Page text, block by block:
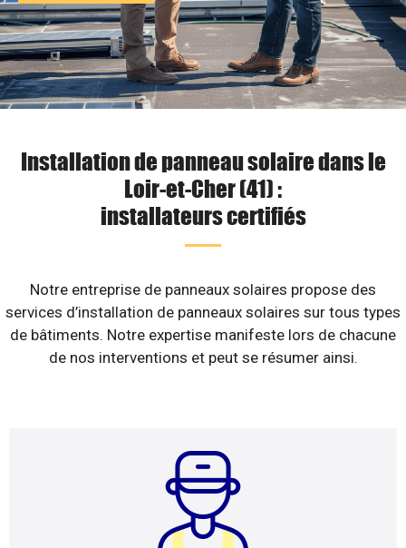
Installation de panneau solaire dans le
Loir-et-Cher (41) :
installateurs certifiés
Notre entreprise de panneaux solaires propose des
services d’installation de panneaux solaires sur tous types
de bâtiments. Notre expertise manifeste lors de chacune
de nos interventions et peut se résumer ainsi.